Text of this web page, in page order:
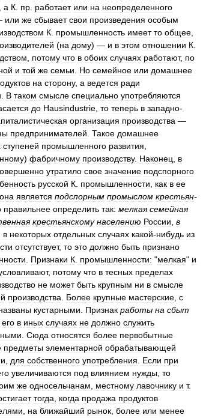
а К пр работает или на неопределенного
или же сбывает свои произведения особым
К промышленность имеет то общее
(на дому) — и в этом отношении К
потому что в обоих случаях работают, по
и той же семьи Но семейное или домашнее
на сторону, а ведется ради
В таком смысле специально употребляются
до Hausindustrie то теперь в западно-
организация производства —
предпринимателей Такое домашнее
ступеней промышленного развития
) фабричному производству. Наконец
в
утратило свое значение подспорного
русской К промышленности как в ее
она является подспорным промыслом крестьян-
правильнее определить так: мелкая семейная
крестьянскому населению России в
в некоторых отдельных случаях какой-нибудь из
отсутствует, то это должно быть признано
Признаки К промышленности: "мелкая" и
, потому что в тесных пределах
не может быть крупным ни в смысле
производства Более крупные мастерские с
кустарными Признак работы на сбыт
его в иных случаях не должно служить
Сюда относятся более первобытные
предметы элементарной обрабатывающей
для собственного употребления Если при
увеличиваются под влиянием нужды то
же односельчанам местному лавочнику и т.
тогда когда продажа продуктов
на ближайший рынок более или менее